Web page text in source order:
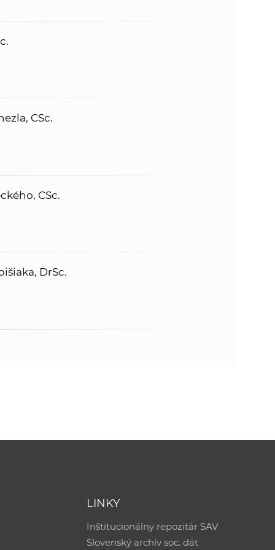
CSc.
CSc.
DrSc.
LINKY
Inštitucionálny repozitár SAV
Slovenský archív soc. dát